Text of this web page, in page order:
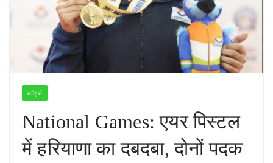
स्पोर्ट्स
National Games: एयर पिस्टल
में हरियाणा का दबदबा, दोनों पदक